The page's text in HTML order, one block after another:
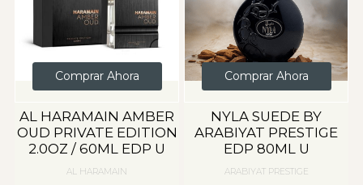
Comprar Ahora
AL HARAMAIN AMBER
OUD PRIVATE EDITION
2.0OZ / 60ML EDP U
AL HARAMAIN
Comprar Ahora
NYLA SUEDE BY
ARABIYAT PRESTIGE
EDP 80ML U
ARABIYAT PRESTIGE